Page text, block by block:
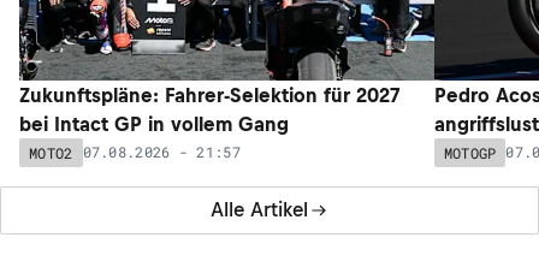
Alle Artikel
Zukunftspläne: Fahrer-Selektion für 2027
bei Intact GP in vollem Gang
MOTO2 07.08.2026 - 21:57
Pedro
MOTOGP